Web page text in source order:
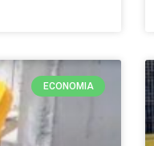
ECONOMIA